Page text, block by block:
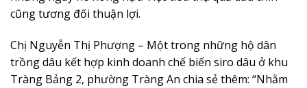
cũng tương đối thuận lợi.
Chị Nguyễn Thị Phượng – Một trong những hộ dân
trồng dâu kết hợp kinh doanh chế biến siro dâu ở khu
Tràng Bảng 2, phường Tràng An chia sẻ thêm: “Nhằm